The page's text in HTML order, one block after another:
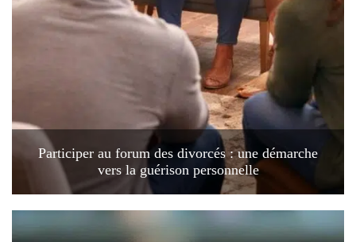
Participer au forum des divorcés : une démarche
vers la guérison personnelle